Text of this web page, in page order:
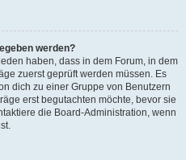
werden?
haben, dass in dem Forum, in dem
zuerst geprüft werden müssen. Es
dich zu einer Gruppe von Benutzern
erst begutachten möchte, bevor sie
die Board-Administration, wenn